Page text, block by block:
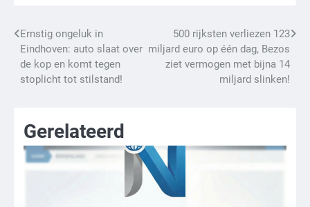
Bericht
navigatie
Ernstig ongeluk in
Eindhoven: auto slaat over
de kop en komt tegen
stoplicht tot stilstand!
500 rijksten verliezen 123
miljard euro op één dag, Bezos
ziet vermogen met bijna 14
miljard slinken!
Gerelateerd